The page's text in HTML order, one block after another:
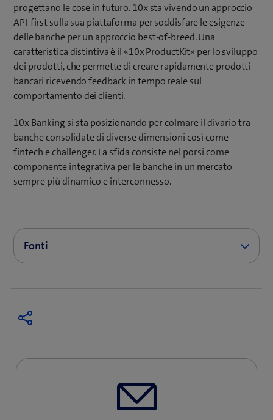
progettano le cose in futuro. 10x sta vivendo un approccio
API-first sulla sua piattaforma per soddisfare le esigenze
delle banche per un approccio best-of-breed. Una
caratteristica distintiva è il «10x ProductKit» per lo sviluppo
dei prodotti, che permette di creare rapidamente prodotti
bancari ricevendo feedback in tempo reale sul
comportamento dei clienti.
10x Banking si sta posizionando per colmare il divario tra
banche consolidate di diverse dimensioni così come
fintech e challenger. La sfida consiste nel porsi come
componente integrativa per le banche in un mercato
sempre più dinamico e interconnesso.
Fonti
rispettivi sistemi bancari centrali: un’area di
Mambu – una nuova generazione di produttori di
sistemi bancari centrali si affida al SaaS «Mambu»